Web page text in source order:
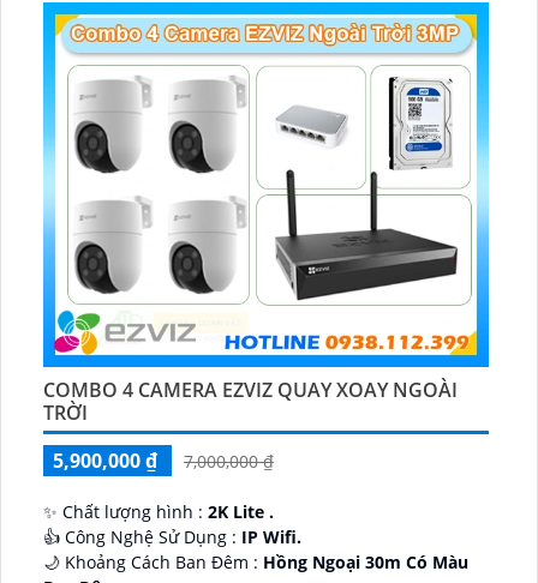
COMBO 4 CAMERA EZVIZ QUAY XOAY NGOÀI
TRỜI
5,900,000 ₫
7,000,000 ₫
✨ Chất lượng hình : 2K Lite .
👍 Công Nghệ Sử Dụng : IP Wifi.
🌙 Khoảng Cách Ban Đêm : Hồng Ngoại 30m Có Màu